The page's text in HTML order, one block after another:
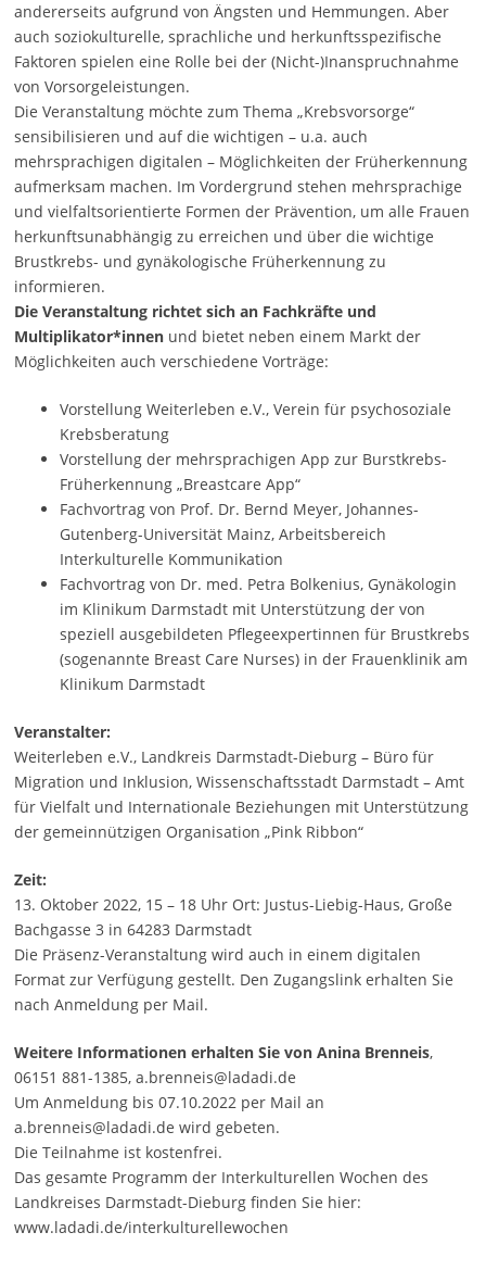
andererseits aufgrund von Ängsten und Hemmungen. Aber
auch soziokulturelle, sprachliche und herkunftsspezifische
Faktoren spielen eine Rolle bei der (Nicht-)Inanspruchnahme
von Vorsorgeleistungen.
Die Veranstaltung möchte zum Thema „Krebsvorsorge“
sensibilisieren und auf die wichtigen – u.a. auch
mehrsprachigen digitalen – Möglichkeiten der Früherkennung
aufmerksam machen. Im Vordergrund stehen mehrsprachige
und vielfaltsorientierte Formen der Prävention, um alle Frauen
herkunftsunabhängig zu erreichen und über die wichtige
Brustkrebs- und gynäkologische Früherkennung zu
informieren.
Die Veranstaltung richtet sich an Fachkräfte und
Multiplikator*innenund bietet neben einem Markt der
Möglichkeiten auch verschiedene Vorträge:
Vorstellung Weiterleben e.V., Verein für psychosoziale
Krebsberatung
Vorstellung der mehrsprachigen App zur Burstkrebs-
Früherkennung „Breastcare App“
Fachvortrag von Prof. Dr. Bernd Meyer, Johannes-
Gutenberg-Universität Mainz, Arbeitsbereich
Interkulturelle Kommunikation
Fachvortrag von Dr. med. Petra Bolkenius, Gynäkologin
im Klinikum Darmstadt mit Unterstützung der von
speziell ausgebildeten Pflegeexpertinnen für Brustkrebs
(sogenannte Breast Care Nurses) in der Frauenklinik am
Klinikum Darmstadt
Veranstalter:
Weiterleben e.V., Landkreis Darmstadt-Dieburg – Büro für
Migration und Inklusion, Wissenschaftsstadt Darmstadt – Amt
für Vielfalt und Internationale Beziehungen mit Unterstützung
der gemeinnützigen Organisation „Pink Ribbon“
Zeit:
13. Oktober 2022, 15 – 18 Uhr Ort: Justus-Liebig-Haus, Große
Bachgasse 3 in 64283 Darmstadt
Die Präsenz-Veranstaltung wird auch in einem digitalen
Format zur Verfügung gestellt. Den Zugangslink erhalten Sie
nach Anmeldung per Mail.
Weitere Informationen erhalten Sie von Anina Brenneis,
06151 881-1385, a.brenneis@ladadi.de
Um Anmeldung bis 07.10.2022 per Mail an
a.brenneis@ladadi.de wird gebeten.
Die Teilnahme ist kostenfrei.
Das gesamte Programm der Interkulturellen Wochen des
Landkreises Darmstadt-Dieburg finden Sie hier:
www.ladadi.de/interkulturellewochen